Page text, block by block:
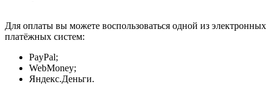
Для оплаты вы можете воспользоваться одной из электронных
платёжных систем:
PayPal;
WebMoney;
Яндекс.Деньги.